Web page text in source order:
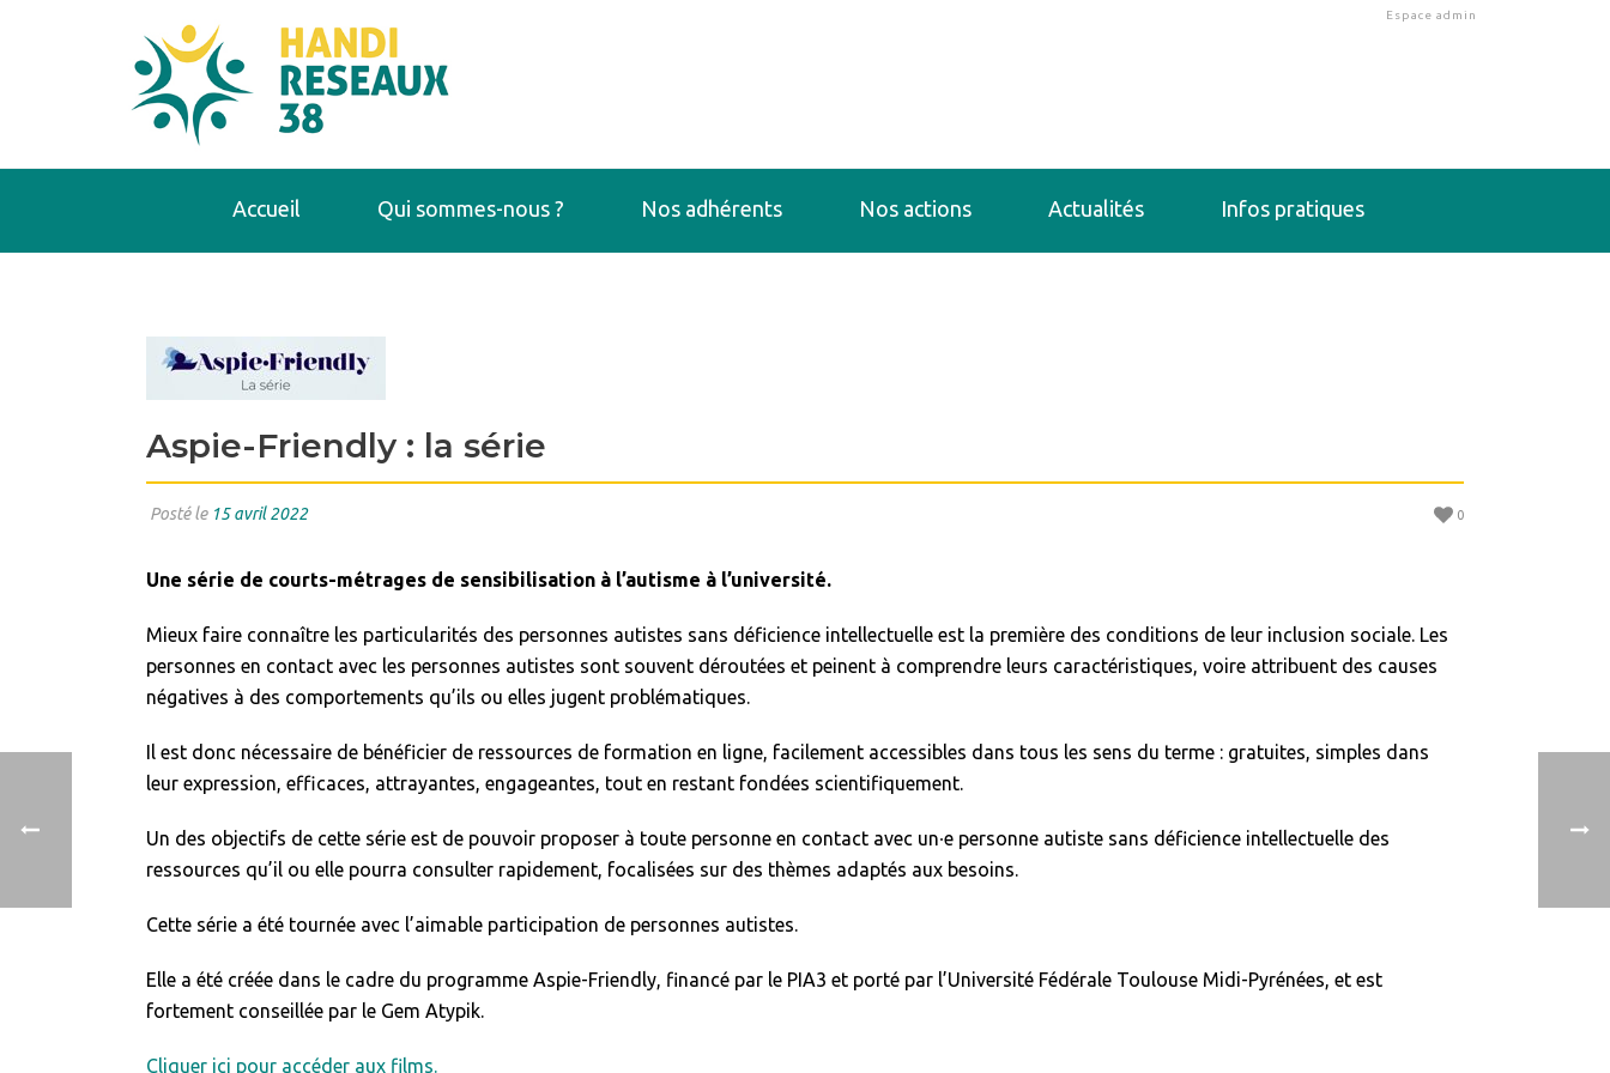
Espace admin
Accueil Qui sommes-nous ? Nos adhérents Nos actions Actualités Infos pratiques
Aspie-Friendly : la série
Posté le 15 avril 2022 0
Une série de courts-métrages de sensibilisation à l’autisme à l’université.
Mieux faire connaître les particularités des personnes autistes sans déficience intellectuelle est la première des conditions de leur inclusion sociale. Les
personnes en contact avec les personnes autistes sont souvent déroutées et peinent à comprendre leurs caractéristiques, voire attribuent des causes
négatives à des comportements qu’ils ou elles jugent problématiques.
Il est donc nécessaire de bénéficier de ressources de formation en ligne, facilement accessibles dans tous les sens du terme : gratuites, simples dans
leur expression, efficaces, attrayantes, engageantes, tout en restant fondées scientifiquement.
Un des objectifs de cette série est de pouvoir proposer à toute personne en contact avec un∙e personne autiste sans déficience intellectuelle des
ressources qu’il ou elle pourra consulter rapidement, focalisées sur des thèmes adaptés aux besoins.
Cette série a été tournée avec l’aimable participation de personnes autistes.
Elle a été créée dans le cadre du programme Aspie-Friendly, financé par le PIA3 et porté par l’Université Fédérale Toulouse Midi-Pyrénées, et est
fortement conseillée par le Gem Atypik.
Cliquer ici pour accéder aux films.